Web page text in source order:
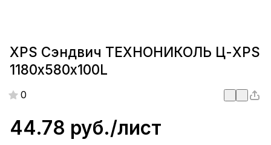
XPS Сэндвич ТЕХНОНИКОЛЬ Ц-XPS
1180х580х100L
0
44.78 руб./лист